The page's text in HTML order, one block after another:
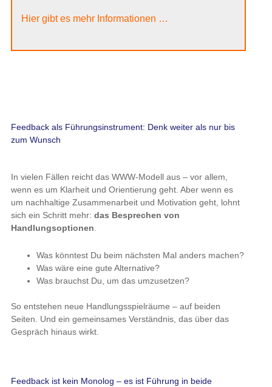
Hier gibt es mehr Informationen …
Feedback als Führungsinstrument: Denk weiter als nur bis
zum Wunsch
In vielen Fällen reicht das WWW-Modell aus – vor allem,
wenn es um Klarheit und Orientierung geht. Aber wenn es
um nachhaltige Zusammenarbeit und Motivation geht, lohnt
sich ein Schritt mehr: das Besprechen von
Handlungsoptionen
Was könntest Du beim nächsten Mal anders machen?
Was wäre eine gute Alternative?
Was brauchst Du, um das umzusetzen?
So entstehen neue Handlungsspielräume – auf beiden
Seiten. Und ein gemeinsames Verständnis, das über das
Gespräch hinaus wirkt.
Feedback ist kein Monolog – es ist Führung in beide